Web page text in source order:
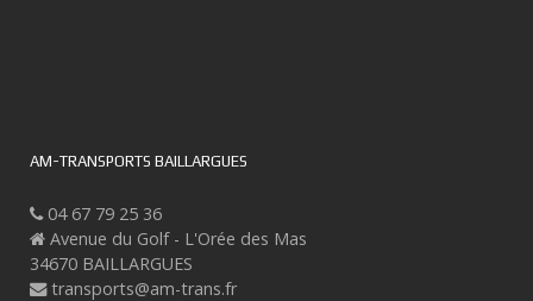
AM-TRANSPORTS BAILLARGUES
04 67 79 25 36
Avenue du Golf - L'Orée des Mas
34670 BAILLARGUES
transports@am-trans.fr